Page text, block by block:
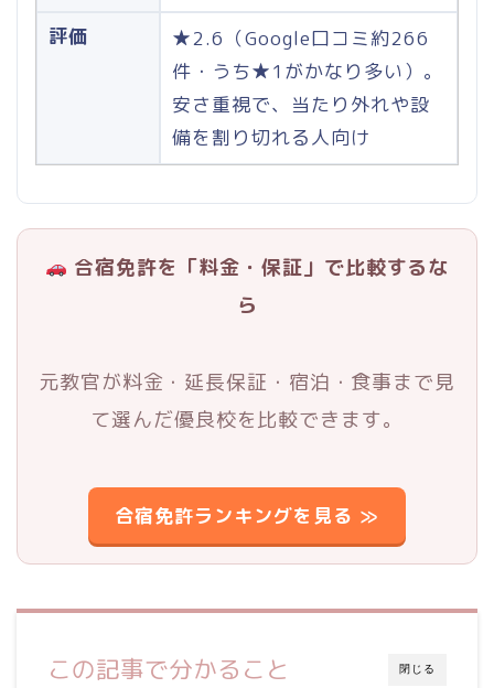
評価
★2.6（Google口コミ約266
件・うち★1がかなり多い）。
安さ重視で、当たり外れや設
備を割り切れる人向け
合宿免許を「料金・保証」で比較するな
ら
元教官が料金・延長保証・宿泊・食事まで見
て選んだ優良校を比較できます。
合宿免許ランキングを見る ≫
閉じる
この記事で分かること